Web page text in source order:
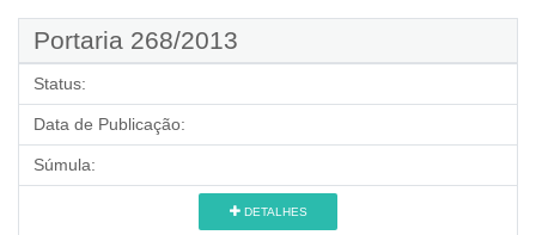
Portaria 268/2013
Status:
Data de Publicação:
Súmula:
DETALHES